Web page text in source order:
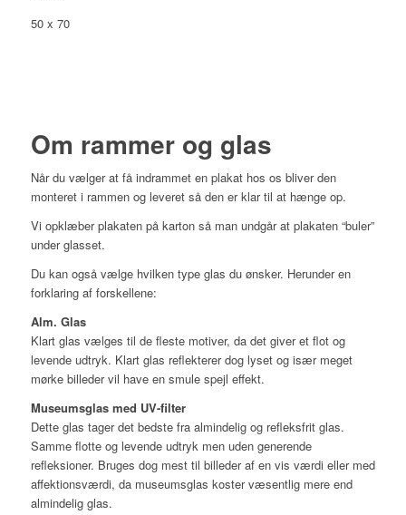
50 x 70
Om rammer og glas
Når du vælger at få indrammet en plakat hos os bliver den
monteret i rammen og leveret så den er klar til at hænge op.
Vi opklæber plakaten på karton så man undgår at plakaten “buler”
under glasset.
Du kan også vælge hvilken type glas du ønsker. Herunder en
forklaring af forskellene:
Alm. Glas
Klart glas vælges til de fleste motiver, da det giver et flot og
levende udtryk. Klart glas reflekterer dog lyset og især meget
mørke billeder vil have en smule spejl effekt.
Museumsglas med UV-filter
Dette glas tager det bedste fra almindelig og refleksfrit glas.
Samme flotte og levende udtryk men uden generende
refleksioner. Bruges dog mest til billeder af en vis værdi eller med
affektionsværdi, da museumsglas koster væsentlig mere end
almindelig glas.